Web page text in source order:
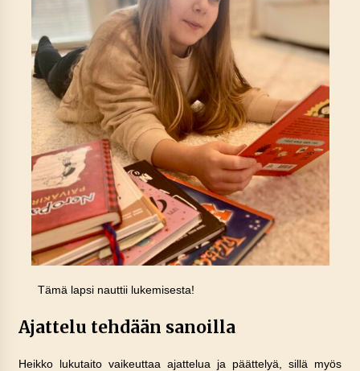
Tämä lapsi nauttii lukemisesta!
Ajattelu tehdään sanoilla
Heikko lukutaito vaikeuttaa ajattelua ja päättelyä, sillä myös